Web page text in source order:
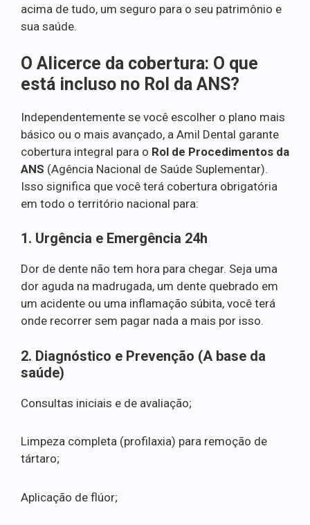
acima de tudo, um seguro para o seu patrimônio e
sua saúde.
O Alicerce da cobertura: O que
está incluso no Rol da ANS?
Independentemente se você escolher o plano mais
básico ou o mais avançado, a Amil Dental garante
cobertura integral para o Rol de Procedimentos da
ANS (Agência Nacional de Saúde Suplementar).
Isso significa que você terá cobertura obrigatória
em todo o território nacional para:
1. Urgência e Emergência 24h
Dor de dente não tem hora para chegar. Seja uma
dor aguda na madrugada, um dente quebrado em
um acidente ou uma inflamação súbita, você terá
onde recorrer sem pagar nada a mais por isso.
2. Diagnóstico e Prevenção (A base da
saúde)
Consultas iniciais e de avaliação;
Limpeza completa (profilaxia) para remoção de
tártaro;
Aplicação de flúor;